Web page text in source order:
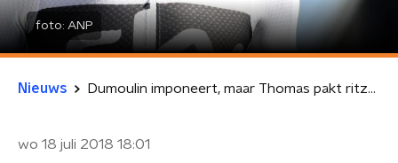
foto: ANP
Nieuws Dumoulin imponeert, maar Thomas pakt ritzege en gele trui
wo 18 juli 2018 18:01